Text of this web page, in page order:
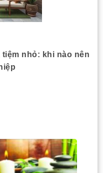
nhỏ: khi nào nên